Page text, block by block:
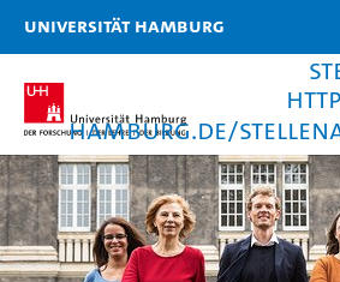
Universität Hamburg
hamburg.de/